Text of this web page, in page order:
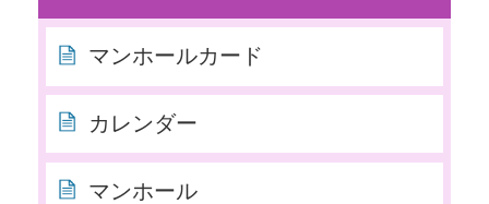
マンホールカード
カレンダー
マンホール